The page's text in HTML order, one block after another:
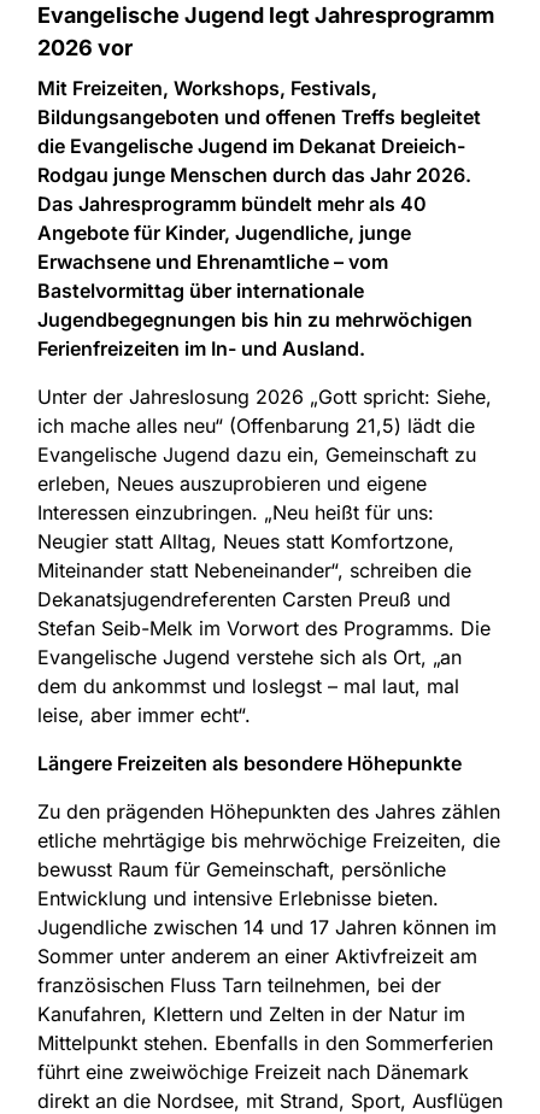
Evangelische Jugend legt Jahresprogramm
2026 vor
Mit Freizeiten, Workshops, Festivals,
Bildungsangeboten und offenen Treffs begleitet
die Evangelische Jugend im Dekanat Dreieich-
Rodgau junge Menschen durch das Jahr 2026.
Das Jahresprogramm bündelt mehr als 40
Angebote für Kinder, Jugendliche, junge
Erwachsene und Ehrenamtliche – vom
Bastelvormittag über internationale
Jugendbegegnungen bis hin zu mehrwöchigen
Ferienfreizeiten im In- und Ausland.
Unter der Jahreslosung 2026 „Gott spricht: Siehe,
ich mache alles neu“ (Offenbarung 21,5) lädt die
Evangelische Jugend dazu ein, Gemeinschaft zu
erleben, Neues auszuprobieren und eigene
Interessen einzubringen. „Neu heißt für uns:
Neugier statt Alltag, Neues statt Komfortzone,
Miteinander statt Nebeneinander“, schreiben die
Dekanatsjugendreferenten Carsten Preuß und
Stefan Seib-Melk im Vorwort des Programms. Die
Evangelische Jugend verstehe sich als Ort, „an
dem du ankommst und loslegst – mal laut, mal
leise, aber immer echt“.
Längere Freizeiten als besondere Höhepunkte
Zu den prägenden Höhepunkten des Jahres zählen
etliche mehrtägige bis mehrwöchige Freizeiten, die
bewusst Raum für Gemeinschaft, persönliche
Entwicklung und intensive Erlebnisse bieten.
Jugendliche zwischen 14 und 17 Jahren können im
Sommer unter anderem an einer Aktivfreizeit am
französischen Fluss Tarn teilnehmen, bei der
Kanufahren, Klettern und Zelten in der Natur im
Mittelpunkt stehen. Ebenfalls in den Sommerferien
führt eine zweiwöchige Freizeit nach Dänemark
direkt an die Nordsee, mit Strand, Sport, Ausflügen